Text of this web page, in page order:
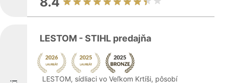
LESTOM - STIHL predajňa
LESTOM, sídliaci vo Veľkom Krtíši, pôsobí